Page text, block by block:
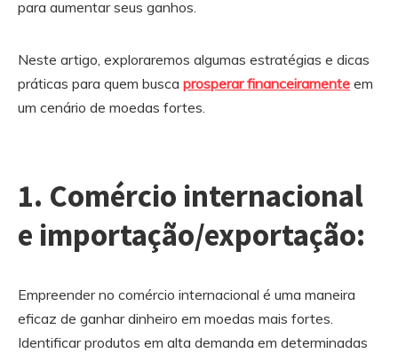
para aumentar seus ganhos.
Neste artigo, exploraremos algumas estratégias e dicas
práticas para quem busca prosperar financeiramente em
um cenário de moedas fortes.
1. Comércio internacional
e importação/exportação:
Empreender no comércio internacional é uma maneira
eficaz de ganhar dinheiro em moedas mais fortes.
Identificar produtos em alta demanda em determinadas